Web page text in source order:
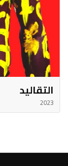
التقاليد
2023